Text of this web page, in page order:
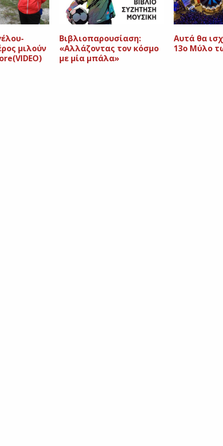
μιλούν
Βιβλιοπαρουσίαση:
«Αλλάζοντας τον κόσμο
με μία μπάλα»
Αυτά θα
13ο Μύλο